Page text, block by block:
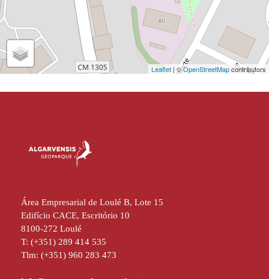
Leaflet | ©OpenStreetMapcontributors
Área Empresarial de Loulé B, Lote 15
Edifício CACE, Escritório 10
8100-272 Loulé
T: (+351) 289 414 535
Tlm: (+351) 960 283 473